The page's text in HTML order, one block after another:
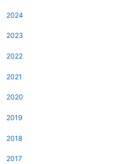
2024
2023
2022
2021
2020
2019
2018
2017